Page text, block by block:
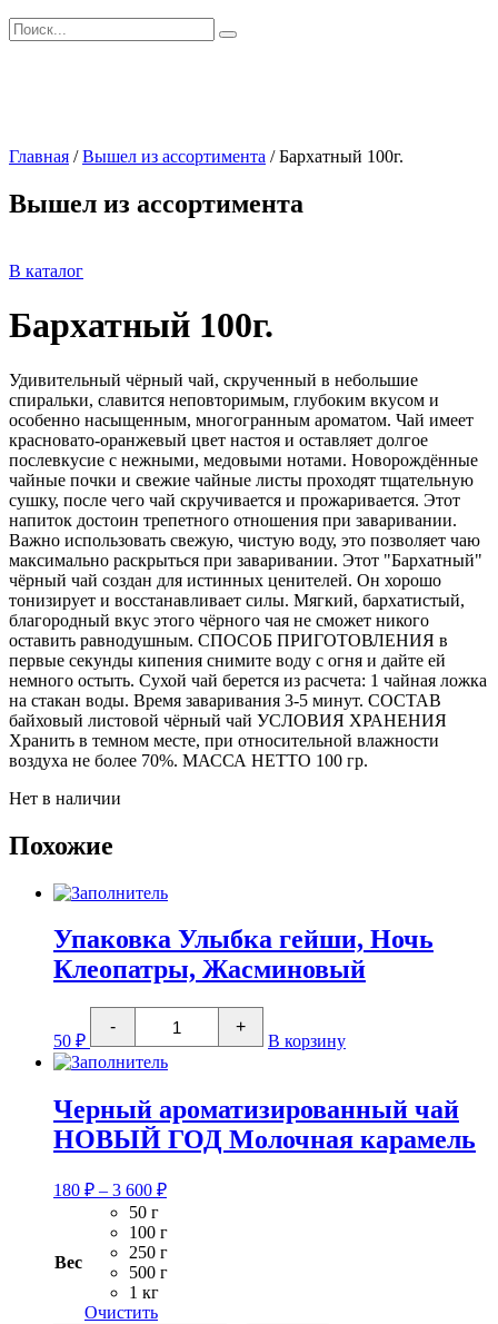
Искать:
Главная /Вышел из ассортимента /Бархатный 100г.
Вышел из ассортимента
В каталог
Бархатный 100г.
Удивительный чёрный чай, скрученный в небольшие
спиральки, славится неповторимым, глубоким вкусом и
особенно насыщенным, многогранным ароматом. Чай имеет
красновато-оранжевый цвет настоя и оставляет долгое
послевкусие с нежными, медовыми нотами. Новорождённые
чайные почки и свежие чайные листы проходят тщательную
сушку, после чего чай скручивается и прожаривается. Этот
напиток достоин трепетного отношения при заваривании.
Важно использовать свежую, чистую воду, это позволяет чаю
максимально раскрыться при заваривании. Этот "Бархатный"
чёрный чай создан для истинных ценителей. Он хорошо
тонизирует и восстанавливает силы. Мягкий, бархатистый,
благородный вкус этого чёрного чая не сможет никого
оставить равнодушным. СПОСОБ ПРИГОТОВЛЕНИЯ в
первые секунды кипения снимите воду с огня и дайте ей
немного остыть. Сухой чай берется из расчета: 1 чайная ложка
на стакан воды. Время заваривания 3-5 минут. СОСТАВ
байховый листовой чёрный чай УСЛОВИЯ ХРАНЕНИЯ
Хранить в темном месте, при относительной влажности
воздуха не более 70%. МАССА НЕТТО 100 гр.
Нет в наличии
Похожие
Упаковка Улыбка гейши, Ночь
Клеопатры, Жасминовый
50 ₽
-
Количество
товара
Упаковка
Улыбка
Ночь
Клеопатры,
Жасминовый
+
В корзину
Черный ароматизированный чай
НОВЫЙ ГОД Молочная карамель
180 ₽ – 3 600 ₽Диапазон
180 ₽
–
3
Вес
50 г
100 г
250 г
500 г
1 кг
Очистить